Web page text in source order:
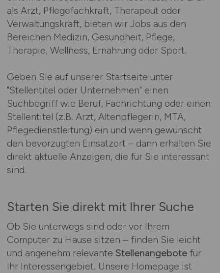
als Arzt, Pflegefachkraft, Therapeut oder
Verwaltungskraft, bieten wir Jobs aus den
Bereichen Medizin, Gesundheit, Pflege,
Therapie, Wellness, Ernährung oder Sport.
Geben Sie auf unserer Startseite unter
"Stellentitel oder Unternehmen" einen
Suchbegriff wie Beruf, Fachrichtung oder einen
Stellentitel (z.B. Arzt, Altenpflegerin, MTA,
Pflegedienstleitung) ein und wenn gewünscht
den bevorzugten Einsatzort – dann erhalten Sie
direkt aktuelle Anzeigen, die für Sie interessant
sind.
Starten Sie direkt mit Ihrer Suche
Ob Sie unterwegs sind oder vor Ihrem
Computer zu Hause sitzen – finden Sie leicht
und angenehm relevante Stellenangebotefür
Ihr Interessengebiet. Unsere Homepage ist